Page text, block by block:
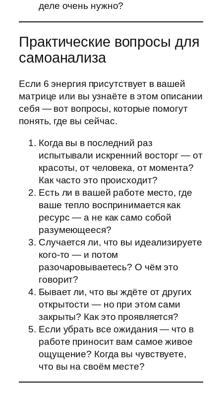
деле очень нужно?
Практические вопросы для
самоанализа
Если 6 энергия присутствует в вашей
матрице или вы узнаёте в этом описании
себя — вот вопросы, которые помогут
понять, где вы сейчас.
Когда вы в последний раз
испытывали искренний восторг — от
красоты, от человека, от момента?
Как часто это происходит?
Есть ли в вашей работе место, где
ваше тепло воспринимается как
ресурс — а не как само собой
разумеющееся?
Случается ли, что вы идеализируете
кого-то — и потом
разочаровываетесь? О чём это
говорит?
Бывает ли, что вы ждёте от других
открытости — но при этом сами
закрыты? Как это проявляется?
Если убрать все ожидания — что в
работе приносит вам самое живое
ощущение? Когда вы чувствуете,
что вы на своём месте?